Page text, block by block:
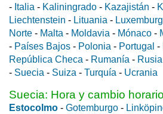
- Italia - Kaliningrado - Kazajistán -
Liechtenstein - Lituania -
Norte - Malta - Moldavia - Mónaco -
- Países Bajos - Polonia - Portugal -
República Checa - Rumanía - Rusia
- Suecia - Suiza - Turquía - Ucrania
Suecia: Hora y cambio horario
Estocolmo - Gotemburgo -